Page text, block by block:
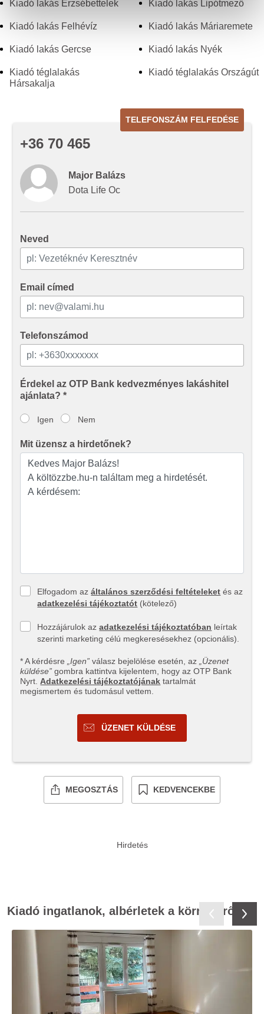
szabásához, közösségi funkciók biztosításához,
valamint weboldalforgalmunk elemzéséhez. Ezenkívül
megosztjuk az Ön weboldalhasználatra vonatkozó
adatait, akik kombinálhatják az adatokat más olyan
adatokkal, amelyeket Ön adott meg számukra vagy az
Kiadó lakás Erzsébettelek
Kiadó lakás Felhévíz
Kiadó lakás Gercse
Kiadó téglalakás
Hársakalja
Kiadó lakás Lipótmező
Kiadó lakás Máriaremete
Kiadó lakás Nyék
Kiadó téglalakás Országút
+36 70 465
TELEFONSZÁM FELFEDÉSE
Major Balázs
Dota Life Oc
Neved
Email címed
Telefonszámod
Érdekel az OTP Bank kedvezményes lakáshitel
ajánlata? *
Igen Nem
Mit üzensz a hirdetőnek?
Elfogadom azáltalános szerződési feltételeket és az
adatkezelési tájékoztatót (kötelező)
Hozzájárulok azadatkezelési tájékoztatóban leírtak
szerinti marketing célú megkeresésekhez (opcionális).
* A kérdésre „Igen” válasz bejelölése esetén, az
„Üzenet
küldése” gombra kattintva kijelentem, hogy az OTP Bank
Nyrt. Adatkezelési tájékoztatójának tartalmát
megismertem és tudomásul vettem.
ÜZENET KÜLDÉSE
MEGOSZTÁS KEDVENCEKBE
Kiadó ingatlanok, albérletek a környékről